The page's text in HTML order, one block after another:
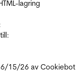
lagring
6/15/26 av Cookiebot